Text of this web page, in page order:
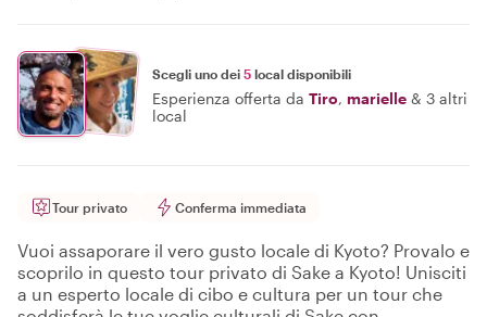
Scegli uno dei 5 local disponibili
Esperienza offerta da Tiro, marielle & 3 altri
local
Tour privato Conferma immediata
Vuoi assaporare il vero gusto locale di Kyoto? Provalo e
scoprilo in questo tour privato di Sake a Kyoto! Unisciti
a un esperto locale di cibo e cultura per un tour che